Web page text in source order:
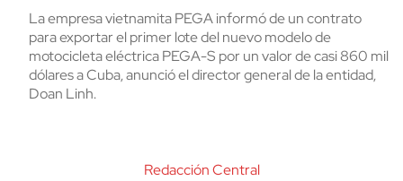
La empresa vietnamita PEGA informó de un contrato
para exportar el primer lote del nuevo modelo de
motocicleta eléctrica PEGA-S por un valor de casi 860 mil
dólares a Cuba, anunció el director general de la entidad,
Doan Linh.
Redacción Central